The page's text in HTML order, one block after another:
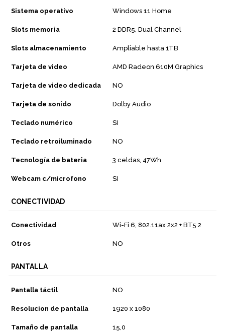
Sistema operativo Windows 11 Home
Slots memoria 2 DDR5, Dual Channel
Slots almacenamiento Ampliable hasta 1TB
Tarjeta de video AMD Radeon 610M Graphics
Tarjeta de video dedicada NO
Tarjeta de sonido Dolby Audio
Teclado numérico SI
Teclado retroiluminado NO
Tecnología de bateria 3 celdas, 47Wh
Webcam c/microfono SI
CONECTIVIDAD
Conectividad Wi-Fi 6, 802.11ax 2x2 + BT5.2
Otros NO
PANTALLA
Pantalla táctil NO
Resolucion de pantalla 1920 x 1080
Tamaño de pantalla 15,0